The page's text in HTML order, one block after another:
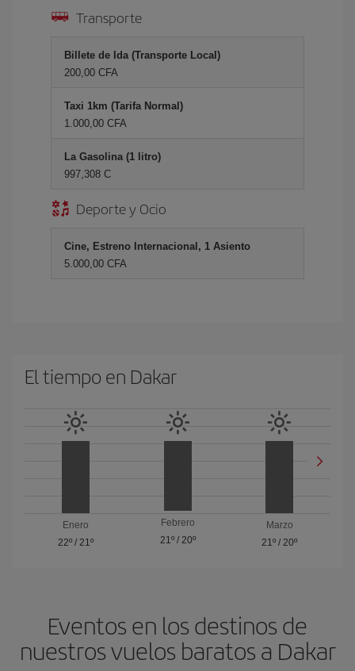
Transporte
Billete de Ida (Transporte Local)
200,00 CFA
Taxi 1km (Tarifa Normal)
1.000,00 CFA
La Gasolina (1 litro)
997,308 C
Deporte y Ocio
Cine, Estreno Internacional, 1 Asiento
5.000,00 CFA
El tiempo en Dakar
Enero
22º/ 21º
Febrero
21º/ 20º
Marzo
21º / 20º
Eventos en los destinos de
nuestros vuelos baratos a Dakar